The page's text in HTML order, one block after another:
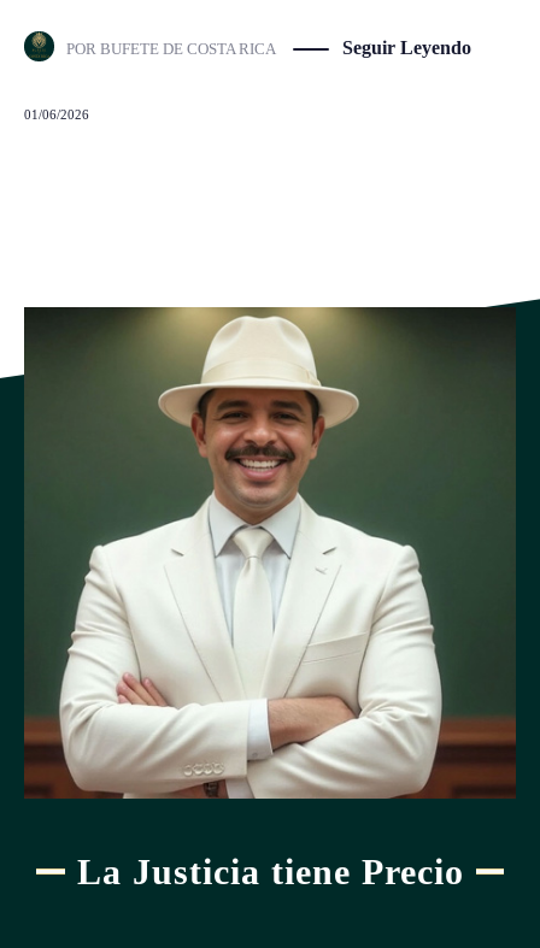
POR BUFETE DE COSTA RICA Seguir Leyendo
01/06/2026
La Justicia tiene Precio